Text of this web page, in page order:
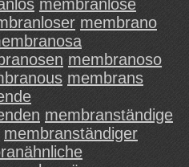
membranlose
membrano
membranoso
membrans
membranständige
membranständiger